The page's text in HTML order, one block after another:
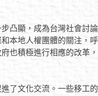
凸顯，成為台灣社會討論
本地人權團體的關注，呼
也積極進行相應的改革，
了文化交流。一些移工的